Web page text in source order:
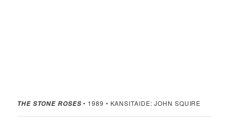
THE STONE ROSES• 1989 • KANSITAIDE: JOHN SQUIRE